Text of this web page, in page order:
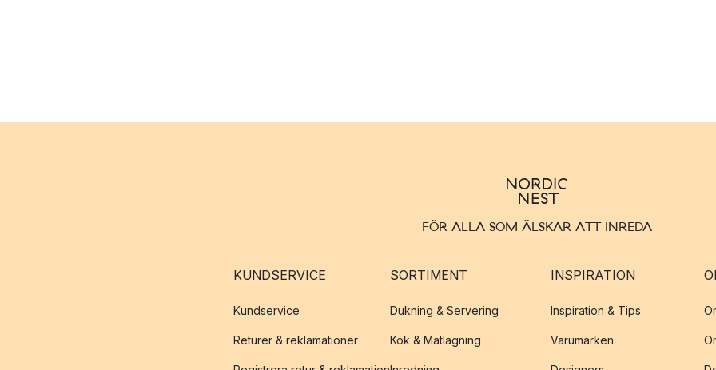
FÖR ALLA SOM ÄLSKAR ATT INREDA
KUNDSERVICE
Kundservice
Returer & reklamationer
SORTIMENT
Dukning & Servering
Kök & Matlagning
INSPIRATION
Inspiration & Tips
Varumärken